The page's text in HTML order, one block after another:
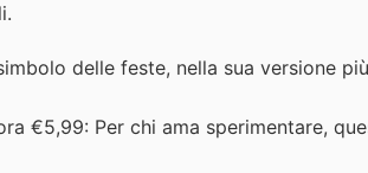
delle feste, nella sua versione
€5,99: Per chi ama sperimentare,